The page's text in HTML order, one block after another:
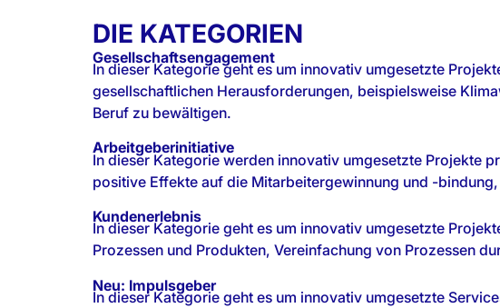
DIE KATEGORIEN
Gesellschaftsengagement
In dieser Kategorie geht es um innovativ umgesetzte
gesellschaftlichen Herausforderungen, beispielsweise
Beruf zu bewältigen.
Arbeitgeberinitiative
In dieser Kategorie werden innovativ umgesetzte Projekte
positive Effekte auf die Mitarbeitergewinnung und -
Kundenerlebnis
In dieser Kategorie geht es um innovativ umgesetzte
Prozessen und Produkten, Vereinfachung von Prozessen
Neu: Impulsgeber
In dieser Kategorie geht es um innovativ umgesetzte